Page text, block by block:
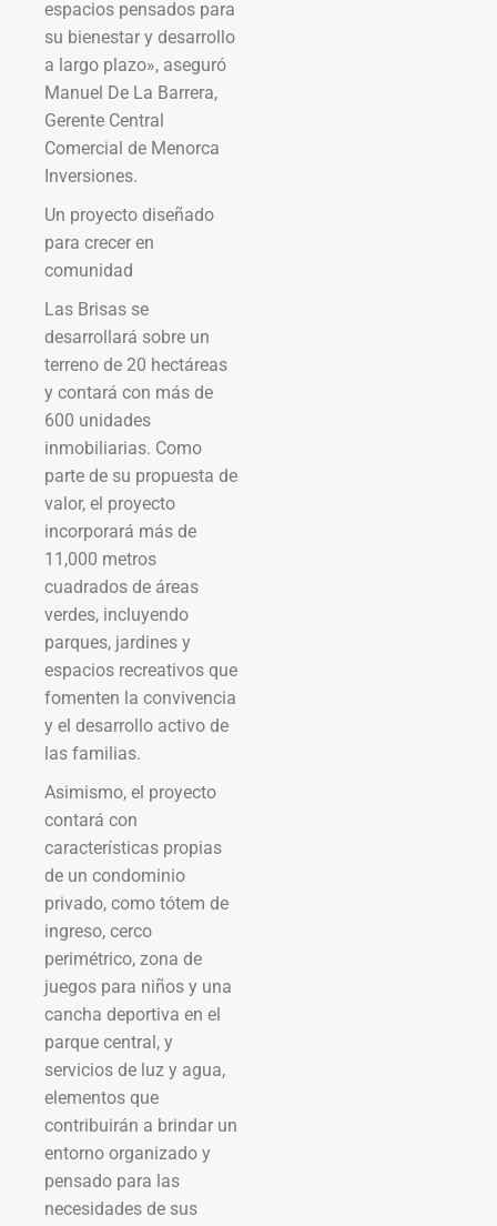
espacios pensados para
su bienestar y desarrollo
a largo plazo», aseguró
Manuel De La Barrera,
Gerente Central
Comercial de Menorca
Inversiones.
Un proyecto diseñado
para crecer en
comunidad
Las Brisas se
desarrollará sobre un
terreno de 20 hectáreas
y contará con más de
600 unidades
inmobiliarias. Como
parte de su propuesta de
valor, el proyecto
incorporará más de
11,000 metros
cuadrados de áreas
verdes, incluyendo
parques, jardines y
espacios recreativos que
fomenten la convivencia
y el desarrollo activo de
las familias.
Asimismo, el proyecto
contará con
características propias
de un condominio
privado, como tótem de
ingreso, cerco
perimétrico, zona de
juegos para niños y una
cancha deportiva en el
parque central, y
servicios de luz y agua,
elementos que
contribuirán a brindar un
entorno organizado y
pensado para las
necesidades de sus